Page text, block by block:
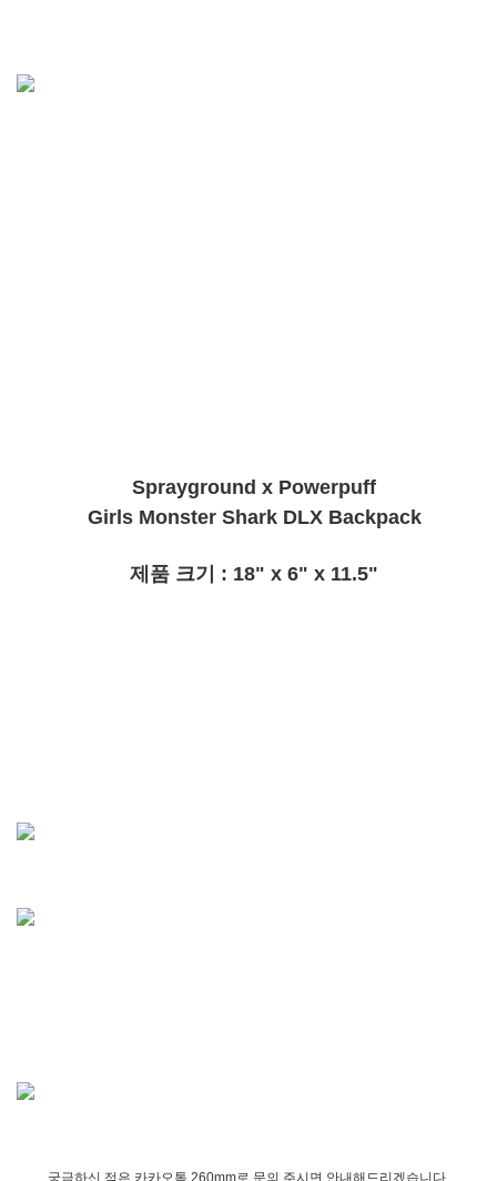
Sprayground x Powerpuff
Girls Monster Shark DLX Backpack
제품 크기 : 18" x 6" x 11.5"
궁금하신 점은 카카오톡 260mm로 문의 주시면 안내해드리겠습니다.